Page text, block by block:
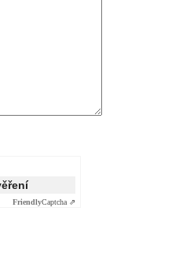
FriendlyCaptcha ⇗